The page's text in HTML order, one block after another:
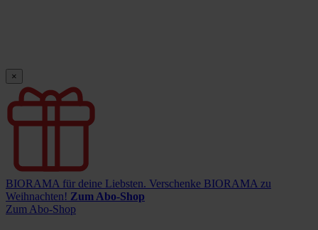
×
BIORAMA für deine Liebsten. Verschenke BIORAMA zu
Weihnachten! Zum Abo-Shop
Zum Abo-Shop